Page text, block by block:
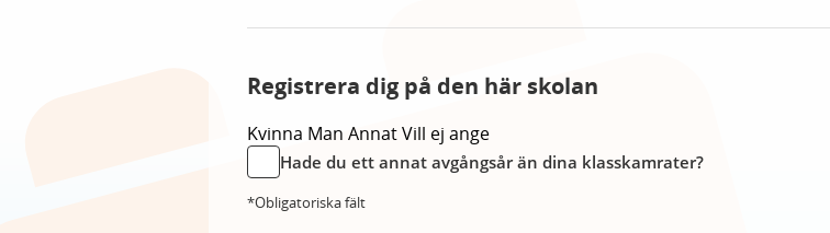
Registrera dig på den här skolan
Kvinna Man AnnatVill ej ange
Hade du ett annat avgångsår än dina klasskamrater?
*Obligatoriska fält